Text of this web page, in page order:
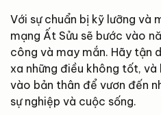
Với sự chuẩn bị kỹ lưỡng và
mạng Ất Sửu sẽ bước vào
công và may mắn. Hãy tận
xa những điều không tốt, và
vào bản thân để vươn đến
sự nghiệp và cuộc sống.